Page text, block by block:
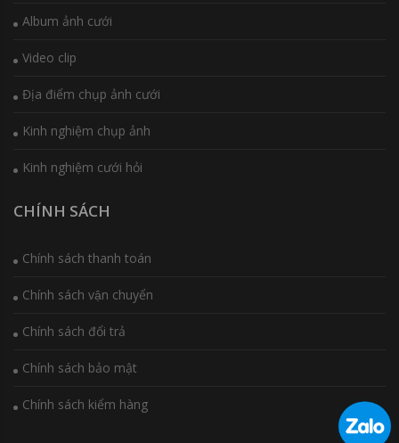
Album ảnh cưới
Video clip
Địa điểm chụp ảnh cưới
Kinh nghiệm chụp ảnh
Kinh nghiệm cưới hỏi
CHÍNH SÁCH
Chính sách thanh toán
Chính sách vận chuyển
Chính sách đổi trả
Chính sách bảo mật
Chính sách kiểm hàng